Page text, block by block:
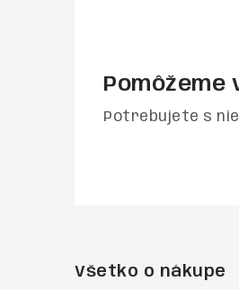
Pomôžeme
Potrebujete s
Všetko o nákupe